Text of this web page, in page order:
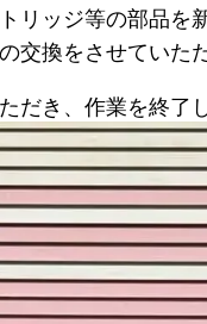
リッジ等の部品
換をさせていた
き、作業を終了